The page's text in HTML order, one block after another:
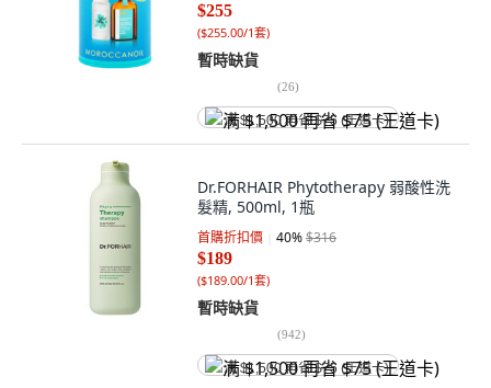
$255
($255.00/1套)
暫時缺貨
(26)
满 $1,500 再省 $75 (王道卡)
Dr.FORHAIR Phytotherapy 弱酸性洗
髮精, 500ml, 1瓶
首購折扣價 40%$316
$189
($189.00/1套)
暫時缺貨
(942)
满 $1,500 再省 $75 (王道卡)